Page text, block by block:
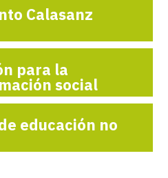
Calasanz
para la
social
educación no